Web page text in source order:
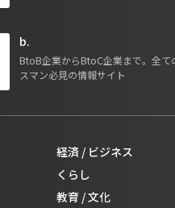
b.
BtoB企業からBtoC企業まで。全て
スマン必見の情報サイト
経済 / ビジネス
くらし
教育 / 文化